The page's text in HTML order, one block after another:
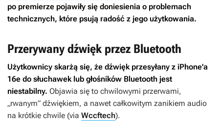
po premierze pojawiły się doniesienia o problemach
technicznych, które psują radość z jego użytkowania.
Przerywany dźwięk przez Bluetooth
Użytkownicy skarżą się, że dźwięk przesyłany z iPhone'a
16e do słuchawek lub głośników Bluetooth jest
niestabilny. Objawia się to chwilowymi przerwami,
„rwanym” dźwiękiem, a nawet całkowitym zanikiem audio
na krótkie chwile (via Wccftech).